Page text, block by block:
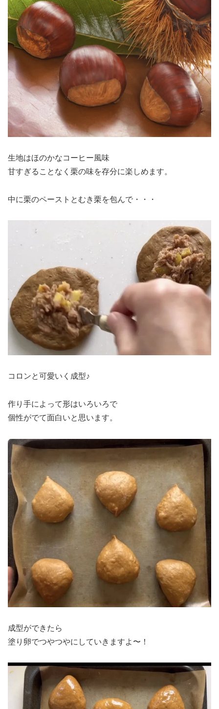
生地はほのかなコーヒー風味
甘すぎることなく栗の味を存分に楽しめます。
中に栗のペーストとむき栗を包んで・・・
コロンと可愛いく成型♪
作り手によって形はいろいろで
個性がでて面白いと思います。
成型ができたら
塗り卵でつやつやにしていきますよ〜！